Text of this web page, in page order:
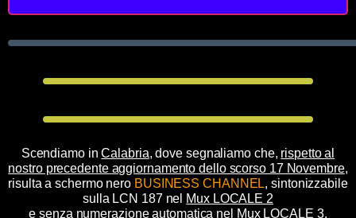
Scendiamo inCalabria, dove segnaliamo che, rispetto al
nostro precedente aggiornamento dello scorso 17 Novembre,
risulta a schermo nero BUSINESS CHANNEL, sintonizzabile
sulla LCN 187 nel Mux LOCALE 2
e senza numerazione automatica nel Mux LOCALE 3.